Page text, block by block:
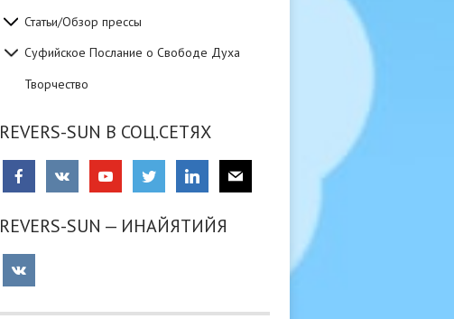
Статьи/Обзор прессы
Суфийское Послание о Свободе Духа
Творчество
REVERS-SUN В СОЦ.СЕТЯХ
REVERS-SUN — ИНАЙЯТИЙЯ